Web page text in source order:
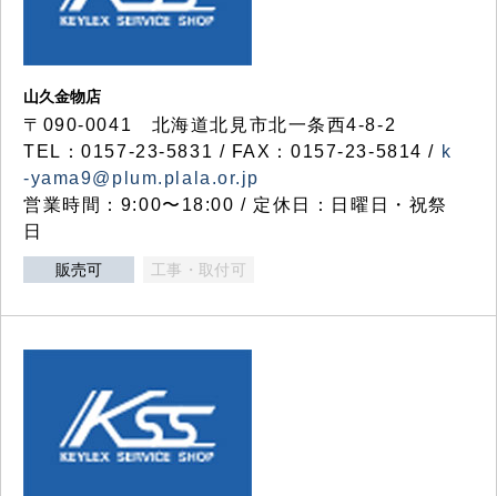
山久金物店
〒090-0041 北海道北見市北一条西4-8-2
TEL：0157-23-5831 / FAX：0157-23-5814 / k
-yama9@plum.plala.or.jp
営業時間：9:00〜18:00 / 定休日：日曜日・祝祭
日
販売可 工事・取付可